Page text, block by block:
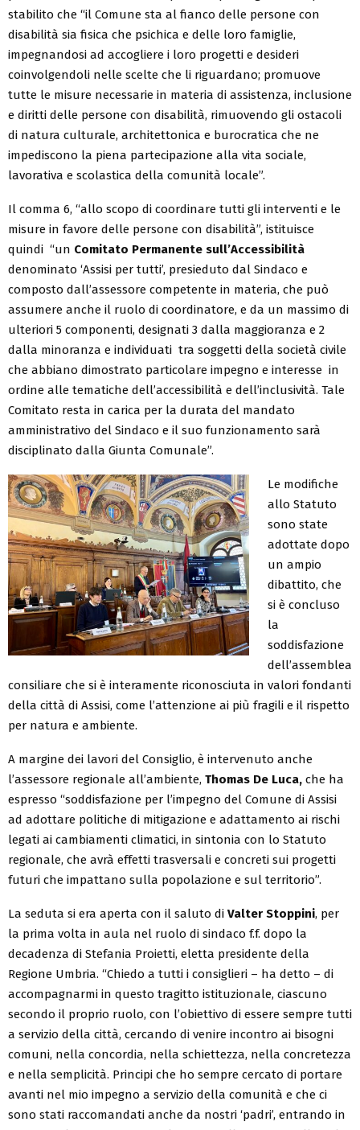
stabilito che “il Comune sta al fianco delle persone con
disabilità sia fisica che psichica e delle loro famiglie,
impegnandosi ad accogliere i loro progetti e desideri
coinvolgendoli nelle scelte che li riguardano; promuove
tutte le misure necessarie in materia di assistenza, inclusione
e diritti delle persone con disabilità, rimuovendo gli ostacoli
di natura culturale, architettonica e burocratica che ne
impediscono la piena partecipazione alla vita sociale,
lavorativa e scolastica della comunità locale”.
Il comma 6, “allo scopo di coordinare tutti gli interventi e le
misure in favore delle persone con disabilità”, istituisce
quindi “un Comitato Permanente sull’Accessibilità
denominato ‘Assisi per tutti’, presieduto dal Sindaco e
composto dall’assessore competente in materia, che può
assumere anche il ruolo di coordinatore, e da un massimo di
ulteriori 5 componenti, designati 3 dalla maggioranza e 2
dalla minoranza e individuati tra soggetti della società civile
che abbiano dimostrato particolare impegno e interesse in
ordine alle tematiche dell’accessibilità e dell’inclusività. Tale
Comitato resta in carica per la durata del mandato
amministrativo del Sindaco e il suo funzionamento sarà
disciplinato dalla Giunta Comunale”.
Le modifiche
allo Statuto
sono state
adottate dopo
un ampio
dibattito, che
si è concluso
la
soddisfazione
dell’assemblea
consiliare che si è interamente riconosciuta in valori fondanti
della città di Assisi, come l’attenzione ai più fragili e il rispetto
per natura e ambiente.
A margine dei lavori del Consiglio, è intervenuto anche
l’assessore regionale all’ambiente, Thomas De Luca, che ha
espresso “soddisfazione per l’impegno del Comune di Assisi
ad adottare politiche di mitigazione e adattamento ai rischi
legati ai cambiamenti climatici, in sintonia con lo Statuto
regionale, che avrà effetti trasversali e concreti sui progetti
futuri che impattano sulla popolazione e sul territorio”.
La seduta si era aperta con il saluto di Valter Stoppini, per
la prima volta in aula nel ruolo di sindaco f.f. dopo la
decadenza di Stefania Proietti, eletta presidente della
Regione Umbria. “Chiedo a tutti i consiglieri – ha detto – di
accompagnarmi in questo tragitto istituzionale, ciascuno
secondo il proprio ruolo, con l’obiettivo di essere sempre tutti
a servizio della città, cercando di venire incontro ai bisogni
comuni, nella concordia, nella schiettezza, nella concretezza
e nella semplicità. Principi che ho sempre cercato di portare
avanti nel mio impegno a servizio della comunità e che ci
sono stati raccomandati anche da nostri ‘padri’, entrando in